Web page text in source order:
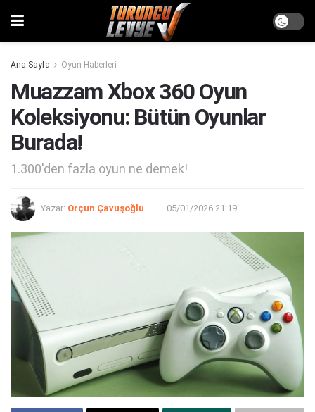
Ana Sayfa Oyun Haberleri
Muazzam Xbox 360 Oyun
Koleksiyonu: Bütün Oyunlar
Burada!
1.300'den fazla oyun ne demek!
Yazar: Orçun Çavuşoğlu 05/01/2026 21:19